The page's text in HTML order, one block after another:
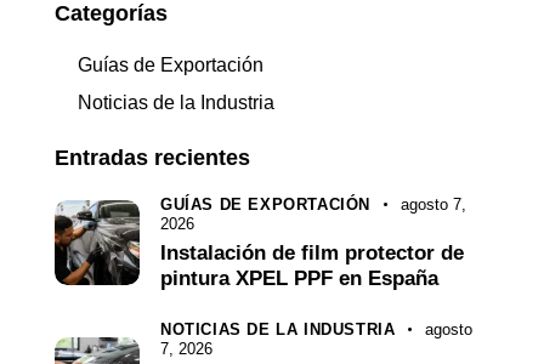
Categorías
Guías de Exportación
Noticias de la Industria
Entradas recientes
GUÍAS DE EXPORTACIÓN
agosto 7,
2026
Instalación de film protector de
pintura XPEL PPF en España
NOTICIAS DE LA INDUSTRIA
agosto
7, 2026